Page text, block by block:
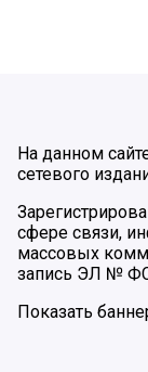
На данном
сетевого
сфере связи,
массовых
запись ЭЛ № ФС
Показать